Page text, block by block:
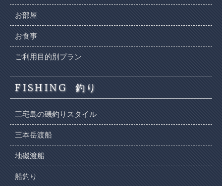
お部屋
お食事
ご利用目的別プラン
FISHING 釣り
三宅島の磯釣りスタイル
三本岳渡船
地磯渡船
船釣り